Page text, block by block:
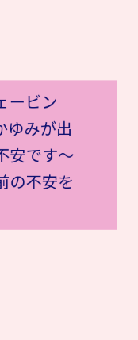
ービン
ゆみが出
安です〜
の不安を